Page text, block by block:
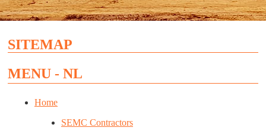
SITEMAP
MENU - NL
Home
SEMC Contractors